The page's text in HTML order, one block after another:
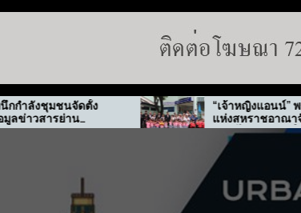
ชุมชนจัดตั้ง
รย่าน
ห์
“เจ้าหญิงแอนน์” พระราชกุ
แห่งสหราชอาณาจักร เสด็จ
เยือนไทย-เกาหลีใต้